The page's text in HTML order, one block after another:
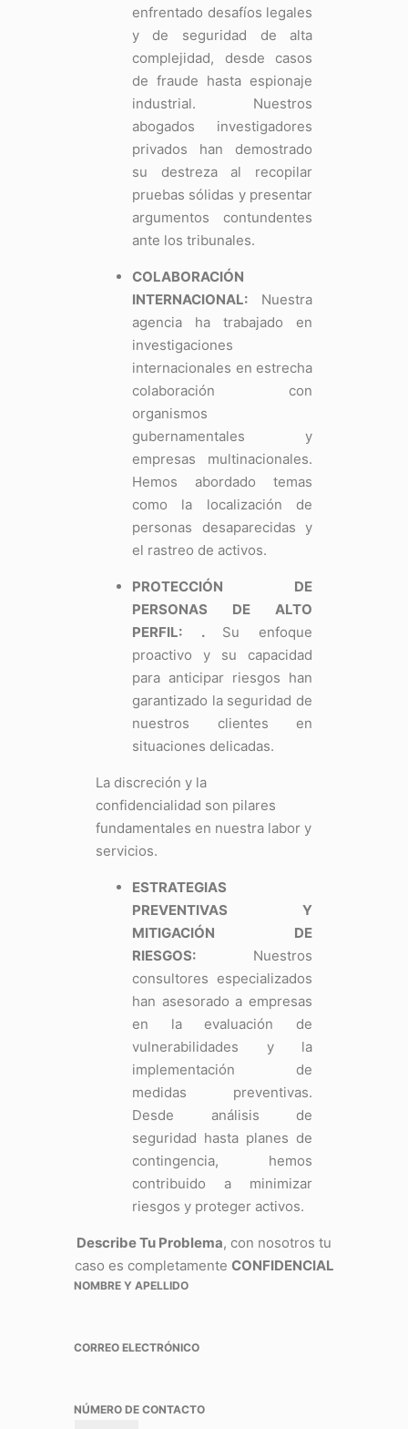
enfrentado desafíos legales
y de seguridad de alta
complejidad, desde casos
de fraude hasta espionaje
industrial. Nuestros
abogados investigadores
privados han demostrado
su destreza al recopilar
pruebas sólidas y presentar
argumentos contundentes
ante los tribunales.
COLABORACIÓN
INTERNACIONAL:Nuestra
agencia ha trabajado en
investigaciones
internacionales en estrecha
colaboración con
organismos
gubernamentales y
empresas multinacionales.
Hemos abordado temas
como la localización de
personas desaparecidas y
el rastreo de activos.
PROTECCIÓN DE
PERSONAS DE ALTO
PERFIL:
. Su enfoque
proactivo y su capacidad
para anticipar riesgos han
garantizado la seguridad de
nuestros clientes en
situaciones delicadas.
La discreción y la
confidencialidad son pilares
fundamentales en nuestra labor y
servicios.
ESTRATEGIAS
PREVENTIVAS Y
MITIGACIÓN DE
RIESGOS:Nuestros
consultores especializados
han asesorado a empresas
en la evaluación de
vulnerabilidades y la
implementación de
medidas preventivas.
Desde análisis de
seguridad hasta planes de
contingencia, hemos
contribuido a minimizar
riesgos y proteger activos.
Describe Tu Problema, con nosotros tu
caso es completamente CONFIDENCIAL
NOMBRE Y APELLIDO
CORREO ELECTRÓNICO
NÚMERO DE CONTACTO